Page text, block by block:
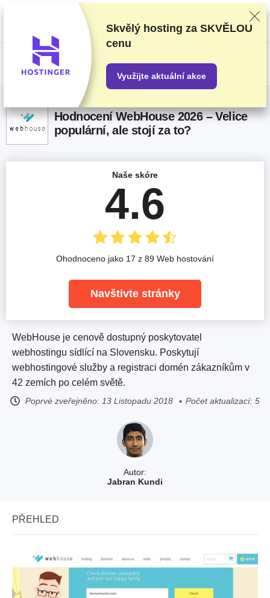
Poskytovatele hodnotíme na základě důkladného testování a průzkumu,
ale také s ohledem na vaši zpětnou vazbu a naše obchodní dohody s
poskytovateli. Tato stránka obsahuje partnerské odkazy.Prohlášení o
US$
Hodnocení WebHouse 2026 – Velice
populární, ale stojí za to?
Autor:
Jabran Kundi
WebHouse je cenově dostupný poskytovatel
webhostingu sídlící na Slovensku. Poskytují
webhostingové služby a registraci domén zákazníkům v
42 zemích po celém světě.
Poprvé zveřejněno: 13 Listopadu 2018 Počet aktualizací: 5
Naše skóre
4.6
Ohodnoceno jako 17 z 89 Web hostování
Navštivte stránky
PŘEHLED
Skvělý hosting za SKVĚLOU
cenu
Využijte aktuální akce